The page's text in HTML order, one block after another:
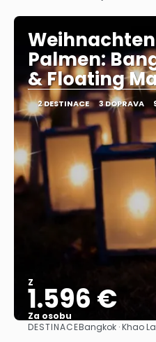
Palmen:
& Floating
2 DESTINACE 3 DOPRAVA
Z
1.596 €
Za osobu
DESTINACEBangkok · Khao